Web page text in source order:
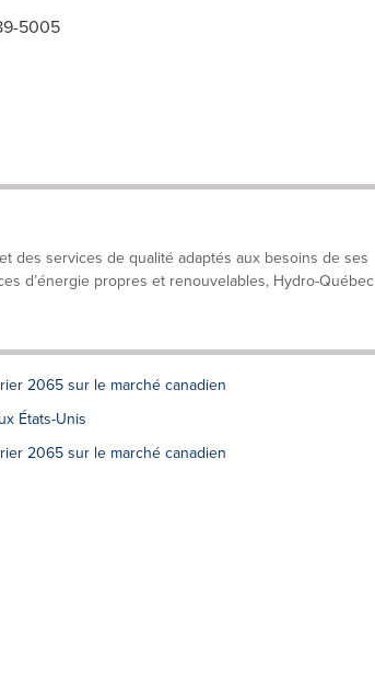
5005
des services de qualité adaptés aux besoins de ses
d’énergie propres et renouvelables, Hydro-Québec
2065 sur le marché canadien
États-Unis
2065 sur le marché canadien